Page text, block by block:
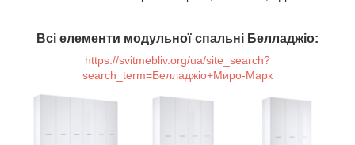
Всі елементи модульної спальні Белладжіо:
https://svitmebliv.org/ua/site_search?
search_term=Белладжіо+Миро-Марк